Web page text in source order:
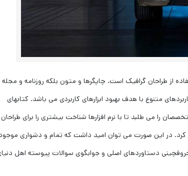
از طراحان گرافیک است. چاپگرها و متون بلکه روزنامه و مجله
متنوع با هدف بهبود ابزارهای کاربردی می باشد. کتابهای
را می طلبد تا با نرم افزارها شناخت بیشتری را برای طراحان
کرد. در این صورت می توان امید داشت که تمام و دشواری
دستاوردهای اصلی و جوابگوی سوالات پیوسته اهل